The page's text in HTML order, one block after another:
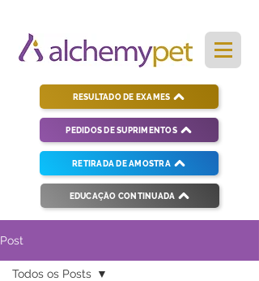
PEDIDOS DE SUPRIMENTOS
RESULTADO DE EXAMES
RETIRADA DE AMOSTRA
EDUCAÇÃO CONTINUADA
Post
Todos os Posts